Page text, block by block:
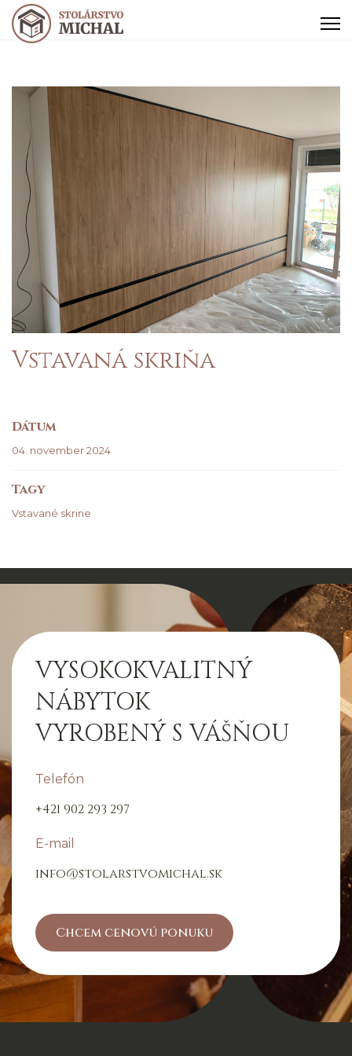
Vstavaná skriňa
Dátum
04. november 2024
Tagy
Vstavané skrine
VYSOKOKVALITNÝ
NÁBYTOK
VYROBENÝ S VÁŠŇOU
Telefón
+421 902 293 297
E-mail
info@stolarstvomichal.sk
Chcem cenovú ponuku